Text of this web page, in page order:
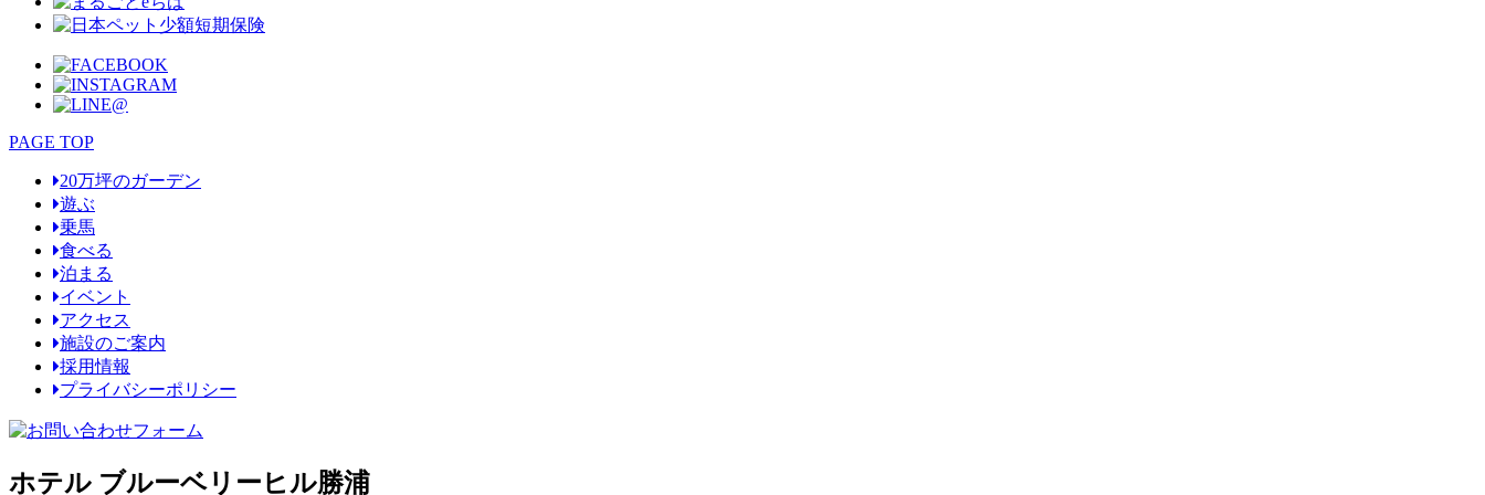
PAGE TOP
20万坪のガーデン
遊ぶ
乗馬
食べる
泊まる
イベント
アクセス
施設のご案内
採用情報
プライバシーポリシー
ホテル ブルーベリーヒル勝浦